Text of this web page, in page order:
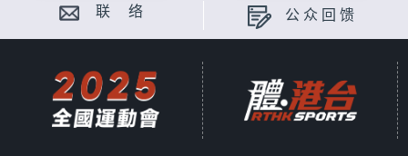
联 络 公众回馈